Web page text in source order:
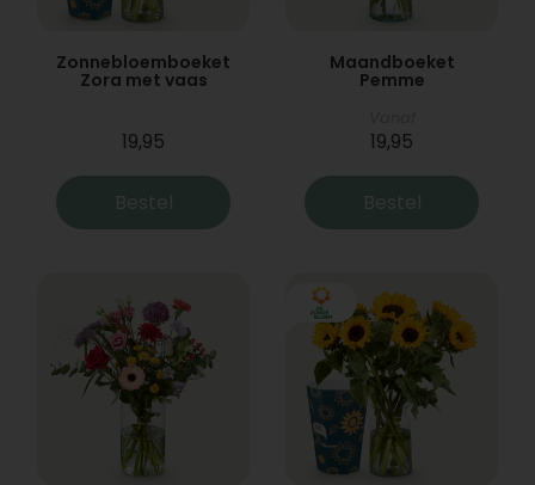
Zonnebloemboeket
Zora met vaas
19,95
Bestel
Maandboeket
Pemme
19,95
Bestel